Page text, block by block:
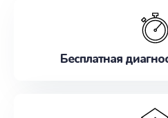
Бесплатная